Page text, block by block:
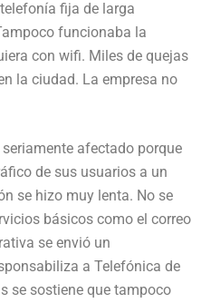
fija de larga
funcionaba la
con wifi. Miles de quejas
la ciudad. La empresa no
afectado porque
de sus usuarios a un
se hizo muy lenta. No se
básicos como el correo
se envió un
a Telefónica de
se sostiene que tampoco